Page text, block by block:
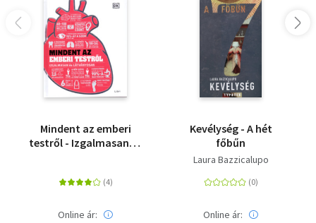
Mindent az emberi
testről - Izgalmasan és
Online ár:
Kevélység - A hét
főbűn
Laura Bazzicalupo
Online ár: